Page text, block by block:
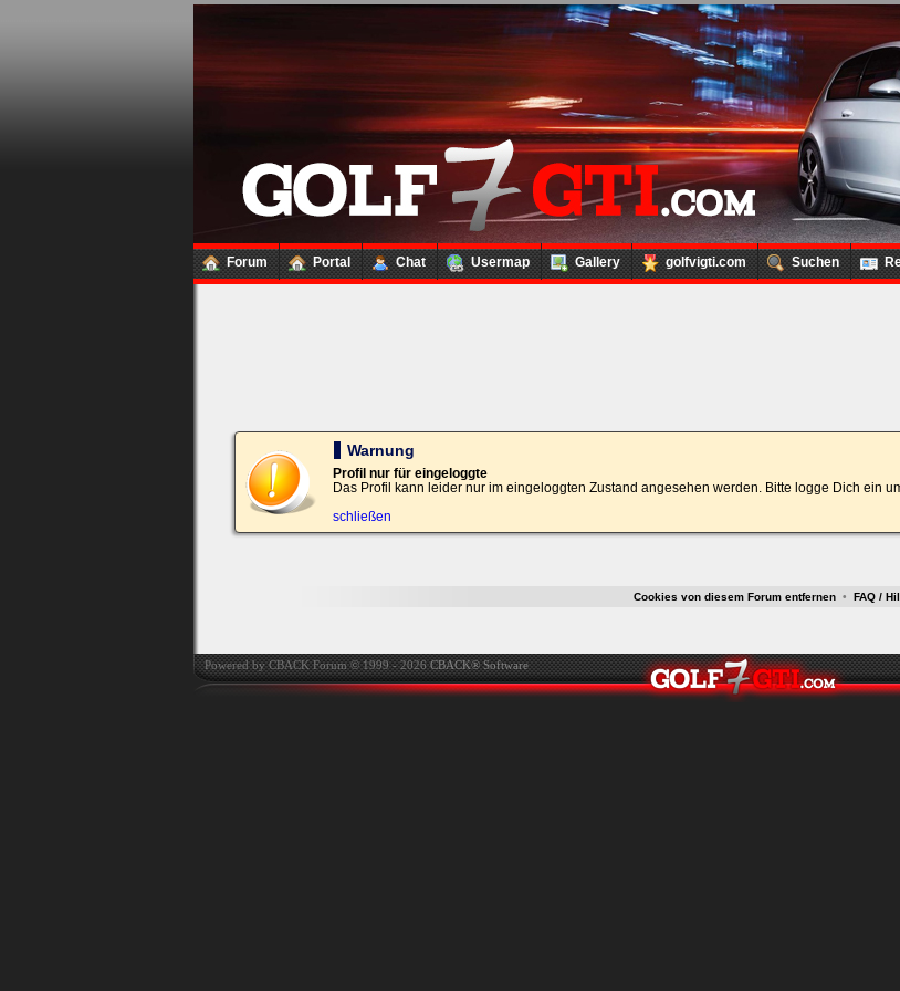
Forum Portal Chat Usermap Gallery golfvigti.com Suchen
Loginbox
Trage
bitte
in
die
nachfolgenden
Felder
Deinen
Benutzernamen
und
Kennwort
ein,
um
Bei jedem Besuch
automatisch einloggen.
Warnung
Profil nur für eingeloggte
Das Profil kann leider nur im eingeloggten Zustand angesehen werden. Bitte logge Dich ein
schließen
Cookies von diesem Forum entfernen • FAQ /
Powered by CBACK Forum © 1999 - 2026CBACK® Software